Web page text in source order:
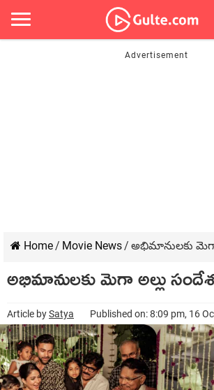
Home/ Movie News/ అభిమానులకు మెగా
అభిమానులకు మెగా అల్లు
Article bySatya Published on: 8:09 pm, 16